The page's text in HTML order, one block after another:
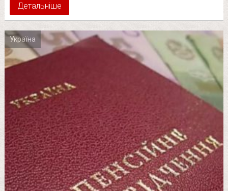
Детальніше
Україна